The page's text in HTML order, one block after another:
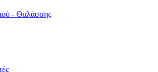
- Θαλάσσης